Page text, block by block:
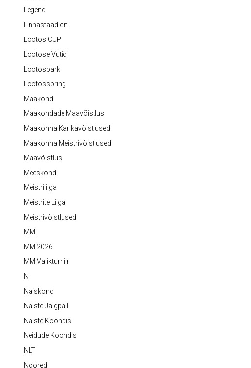
Legend
Linnastaadion
Lootos CUP
Lootose Vutid
Lootospark
Lootosspring
Maakond
Maakondade Maavõistlus
Maakonna Karikavõistlused
Maakonna Meistrivõistlused
Maavõistlus
Meeskond
Meistriliiga
Meistrite Liiga
Meistrivõistlused
MM
MM 2026
MM Valikturniir
N
Naiskond
Naiste Jalgpall
Naiste Koondis
Neidude Koondis
NLT
Noored